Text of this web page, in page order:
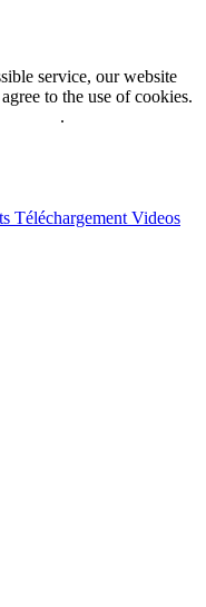
service, our website
to the use of cookies.
.
Téléchargement Videos